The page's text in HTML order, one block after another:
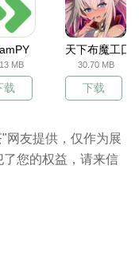
MB
载
天下布魔工囗
30.70 MB
下载
网友提供，仅作为展
您的权益，请来信